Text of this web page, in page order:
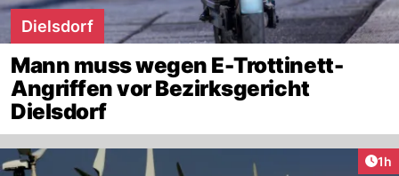
Dielsdorf
Mann muss wegen E-Trottinett-
Angriffen vor Bezirksgericht
Dielsdorf
1h